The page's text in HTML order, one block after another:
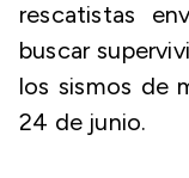
rescatistas
buscar
los sismos de
24 de junio.